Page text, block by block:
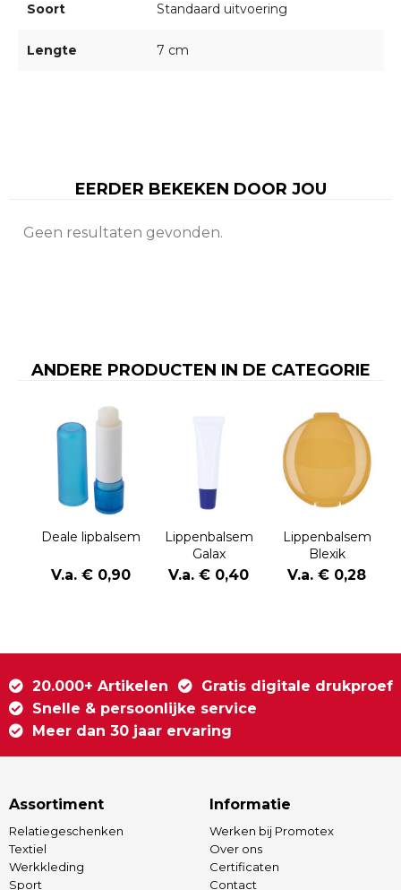
Soort Standaard uitvoering
Lengte 7 cm
EERDER BEKEKEN DOOR JOU
Geen resultaten gevonden.
ANDERE PRODUCTEN IN DE CATEGORIE
Deale lipbalsem
V.a. € 0,90
Lippenbalsem
Galax
V.a. € 0,40
Lippenbalsem
Blexik
V.a. € 0,28
20.000+ Artikelen
Gratis digitale drukproef
Snelle & persoonlijke service
Meer dan 30 jaar ervaring
Assortiment
Relatiegeschenken
Textiel
Werkkleding
Sport
Informatie
Werken bij Promotex
Over ons
Certificaten
Contact